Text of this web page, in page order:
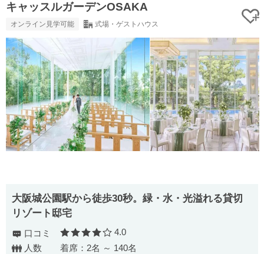
キャッスルガーデンOSAKA
オンライン見学可能 式場・ゲストハウス
大阪城公園駅から徒歩30秒。緑・水・光溢れる貸切
リゾート邸宅
口コミ 口コミ評価
4.0
人数
着席：2名 ～ 140名